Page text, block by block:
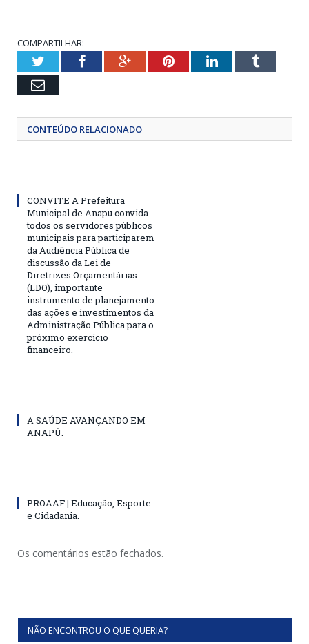
COMPARTILHAR:
TwitterFacebookGoogle+PinterestLinkedInTumblr
Email
CONTEÚDO RELACIONADO
CONVITE A Prefeitura
Municipal de Anapu convida
todos os servidores públicos
municipais para participarem
da Audiência Pública de
discussão da Lei de
Diretrizes Orçamentárias
(LDO), importante
instrumento de planejamento
das ações e investimentos da
Administração Pública para o
próximo exercício
financeiro.
A SAÚDE AVANÇANDO EM
ANAPÚ.
PROAAF | Educação, Esporte
e Cidadania.
Os comentários estão fechados.
NÃO ENCONTROU O QUE QUERIA?